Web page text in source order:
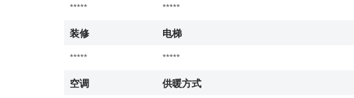
*****
*****
装修
电梯
*****
*****
空调
供暖方式